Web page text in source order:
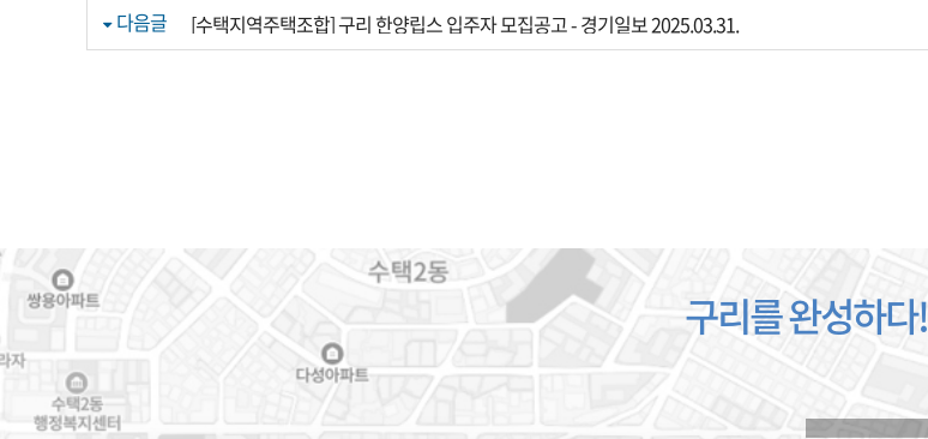
다음글
[수택지역주택조합] 구리 한양립스 입주자 모집공고 - 경기일보 2025.03.31.
구리를 완성하다!